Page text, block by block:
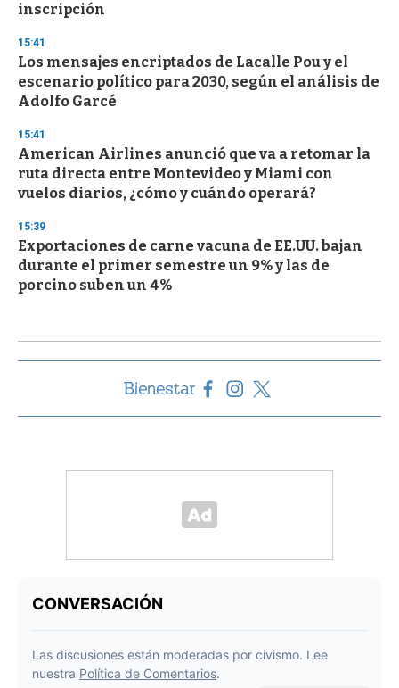
inscripción
15:41
Los mensajes encriptados de Lacalle Pou y el
escenario político para 2030, según el análisis de
Adolfo Garcé
15:41
American Airlines anunció que va a retomar la
ruta directa entre Montevideo y Miami con
vuelos diarios, ¿cómo y cuándo operará?
15:39
Exportaciones de carne vacuna de EE.UU. bajan
durante el primer semestre un 9% y las de
porcino suben un 4%